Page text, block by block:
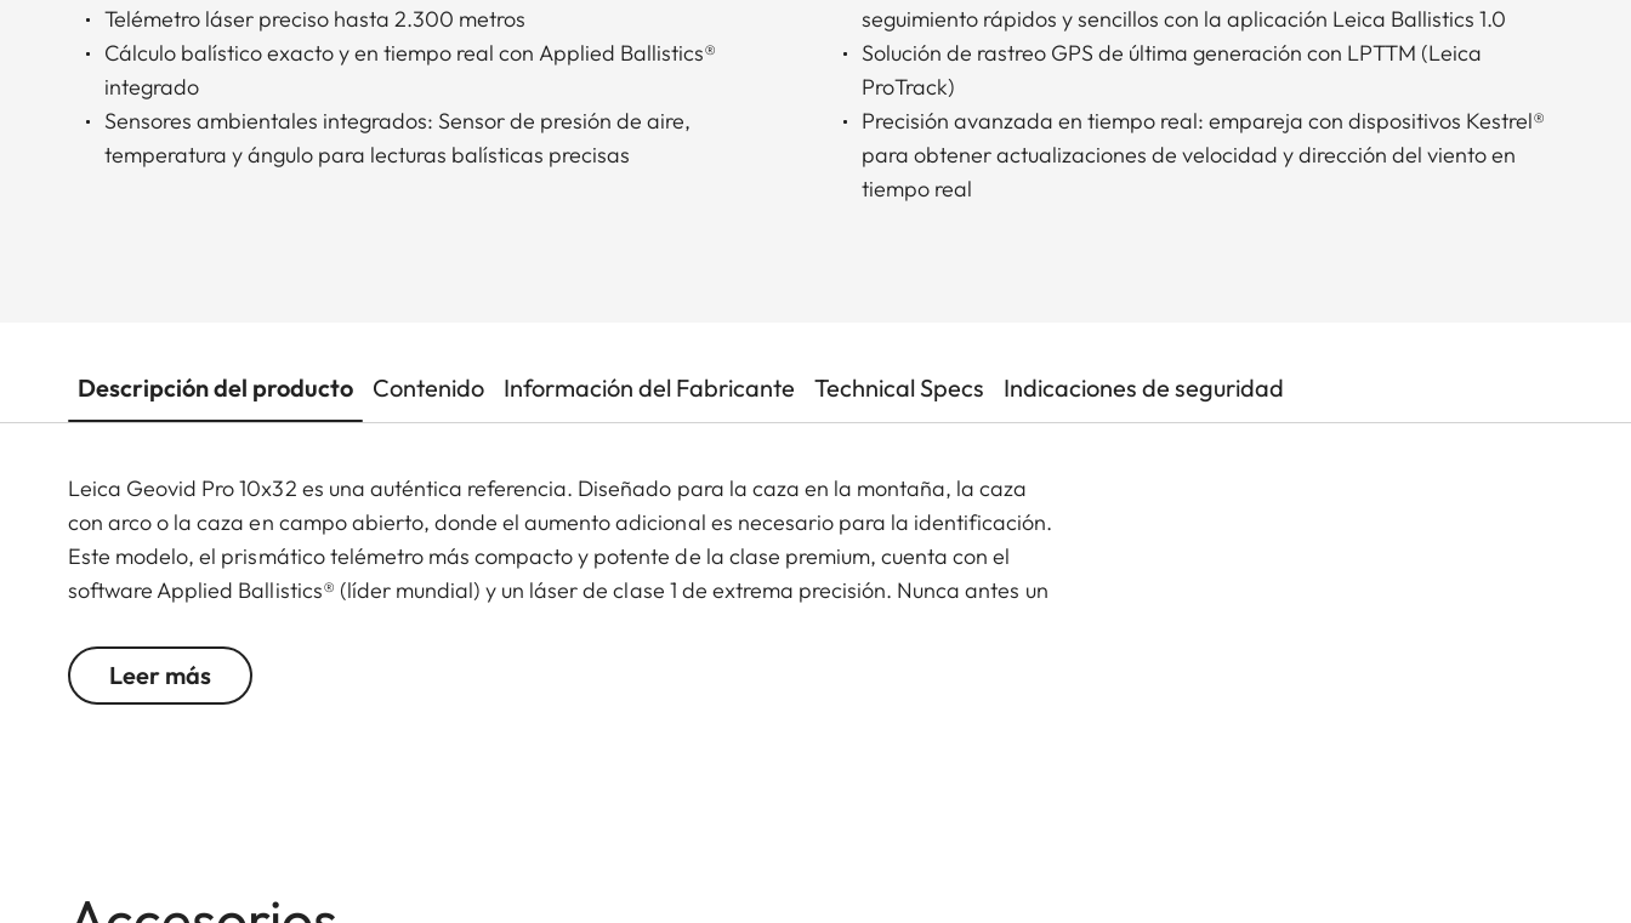
Telémetro láser preciso hasta 2.300 metros
Cálculo balístico exacto y en tiempo real con Applied Ballistics®
integrado
Sensores ambientales integrados: Sensor de presión de aire,
temperatura y ángulo para lecturas balísticas precisas
seguimiento rápidos y sencillos con la aplicación Leica Ballistics 1.0
Solución de rastreo GPS de última generación con LPTTM (Leica
ProTrack)
Precisión avanzada en tiempo real: empareja con dispositivos Kestrel®
para obtener actualizaciones de velocidad y dirección del viento en
tiempo real
Descripción del producto Contenido Información del Fabricante Technical Specs Indicaciones de seguridad
Leica Geovid Pro 10x32 es una auténtica referencia. Diseñado para la caza en la montaña, la caza
con arco o la caza en campo abierto, donde el aumento adicional es necesario para la identificación.
Este modelo, el prismático telémetro más compacto y potente de la clase premium, cuenta con el
software Applied Ballistics® (líder mundial) y un láser de clase 1 de extrema precisión. Nunca antes un
Extremadamente potente y con tecnología de vanguardia, este pionero telémetro es la primera
opción para cualquier cazador activo que aprecie un equipo compacto y exija una solución balística
Leer más